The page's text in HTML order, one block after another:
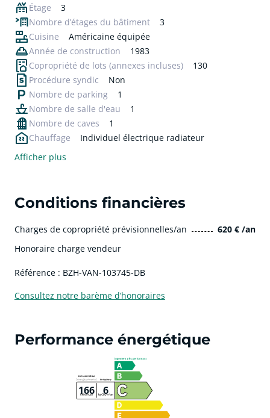
Étage
3
Nombre d’étages du bâtiment
3
Cuisine
Américaine équipée
Année de construction
1983
Copropriété de lots (annexes incluses)
130
Procédure syndic
Non
Nombre de parking
1
Nombre de salle d'eau
1
Nombre de caves
1
Chauffage
Individuel électrique radiateur
Afficher plus
Conditions financières
Charges de copropriété prévisionnelles/an
620 € /an
Honoraire charge vendeur
Référence : BZH-VAN-103745-DB
Consultez notre barème d’honoraires
Performance énergétique
166 6